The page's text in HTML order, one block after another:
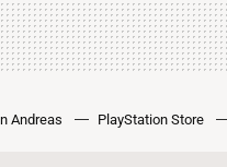
Andreas PlayStation Store